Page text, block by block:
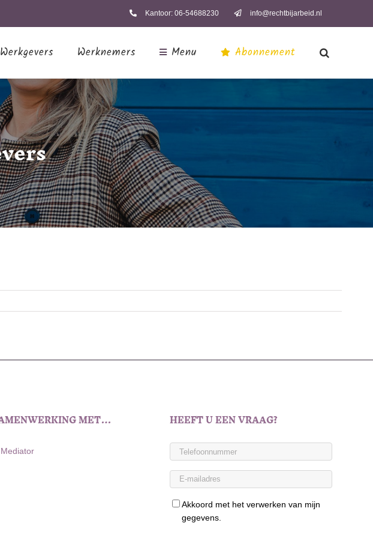
Kantoor: 06-54688230 info@rechtbijarbeid.nl
Werkgevers Werknemers Menu Abonnement
MET… HEEFT U EEN VRAAG?
Akkoord met het verwerken van mijn
gegevens.